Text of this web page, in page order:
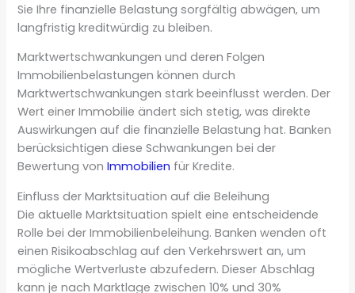
Sie Ihre finanzielle Belastung sorgfältig abwägen, um
langfristig kreditwürdig zu bleiben.
Marktwertschwankungen und deren Folgen
Immobilienbelastungen können durch
Marktwertschwankungen stark beeinflusst werden. Der
Wert einer Immobilie ändert sich stetig, was direkte
Auswirkungen auf die finanzielle Belastung hat. Banken
berücksichtigen diese Schwankungen bei der
Bewertung vonImmobilien für Kredite.
Einfluss der Marktsituation auf die Beleihung
Die aktuelle Marktsituation spielt eine entscheidende
Rolle bei der Immobilienbeleihung. Banken wenden oft
einen Risikoabschlag auf den Verkehrswert an, um
mögliche Wertverluste abzufedern. Dieser Abschlag
kann je nach Marktlage zwischen 10% und 30%